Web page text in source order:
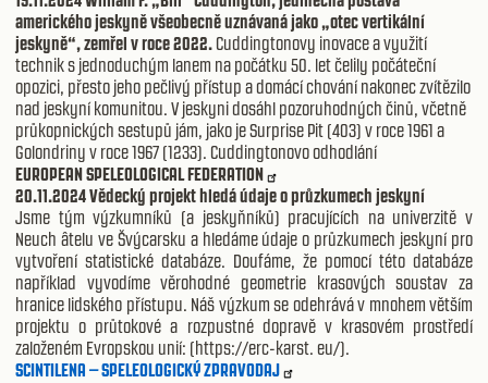
amerického jeskyně všeobecně uznávaná jako „otec vertikální
jeskyně“, zemřel v roce 2022.Cuddingtonovy inovace a využití
technik s jednoduchým lanem na počátku 50. let čelily počáteční
opozici, přesto jeho pečlivý přístup a domácí chování nakonec zvítězilo
nad jeskyní komunitou. V jeskyni dosáhl pozoruhodných činů, včetně
průkopnických sestupů jám, jako je Surprise Pit (403) v roce 1961 a
Golondriny v roce 1967 (1233). Cuddingtonovo odhodlání
EUROPEAN SPELEOLOGICAL FEDERATION
20.11.2024 Vědecký projekt hledá údaje o průzkumech jeskyní
Jsme tým výzkumníků (a jeskyňníků) pracujících na univerzitě v
Neuch âtelu ve Švýcarsku a hledáme údaje o průzkumech jeskyní pro
vytvoření statistické databáze. Doufáme, že pomocí této databáze
například vyvodíme věrohodné geometrie krasových soustav za
hranice lidského přístupu. Náš výzkum se odehrává v mnohem větším
projektu o průtokové a rozpustné dopravě v krasovém prostředí
založeném Evropskou unií: (https://erc-karst. eu/).
SCINTILENA – SPELEOLOGICKÝ ZPRAVODAJ